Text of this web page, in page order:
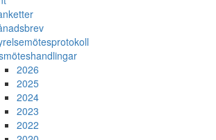
2026
2025
2024
2023
2022